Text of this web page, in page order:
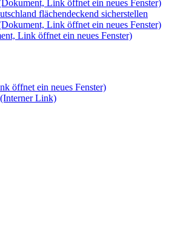
Link öffnet ein neues Fenster)
flächendeckend sicherstellen
Link öffnet ein neues Fenster)
Link öffnet ein neues Fenster)
öffnet ein neues Fenster)
(Interner Link)